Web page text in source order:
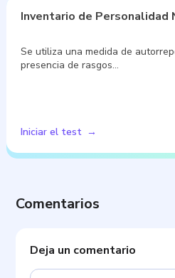
Inventario de Personalidad
Se utiliza una medida de
presencia de rasgos…
Iniciar el test
Comentarios
Deja un comentario